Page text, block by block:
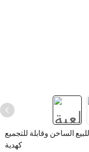
الساخن وقابلة للتجميع
كهدية